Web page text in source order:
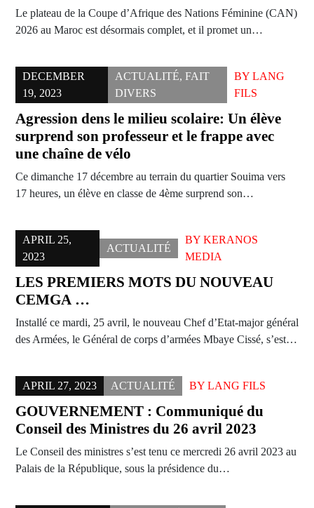
Le plateau de la Coupe d’Afrique des Nations Féminine (CAN)
2026 au Maroc est désormais complet, et il promet un…
DECEMBER
19, 2023
ACTUALITÉ,FAIT
DIVERS
BY LANG
FILS
Agression dens le milieu scolaire: Un élève
surprend son professeur et le frappe avec
une chaîne de vélo
Ce dimanche 17 décembre au terrain du quartier Souima vers
17 heures, un élève en classe de 4ème surprend son…
APRIL 25,
2023
ACTUALITÉ
BYKERANOS
MEDIA
LES PREMIERS MOTS DU NOUVEAU
CEMGA …
Installé ce mardi, 25 avril, le nouveau Chef d’Etat-major général
des Armées, le Général de corps d’armées Mbaye Cissé, s’est…
APRIL 27, 2023 ACTUALITÉ BY LANG FILS
GOUVERNEMENT : Communiqué du
Conseil des Ministres du 26 avril 2023
Le Conseil des ministres s’est tenu ce mercredi 26 avril 2023 au
Palais de la République, sous la présidence du…